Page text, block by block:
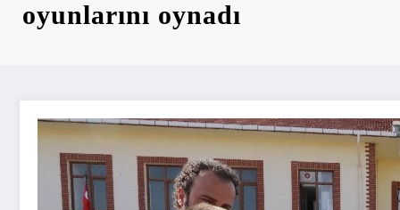
oyunlarını oynadı